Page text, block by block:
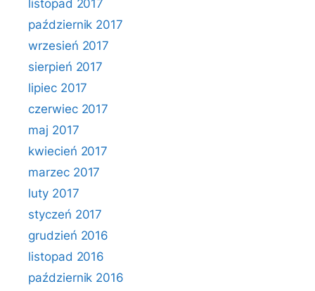
listopad 2017
październik 2017
wrzesień 2017
sierpień 2017
lipiec 2017
czerwiec 2017
maj 2017
kwiecień 2017
marzec 2017
luty 2017
styczeń 2017
grudzień 2016
listopad 2016
październik 2016